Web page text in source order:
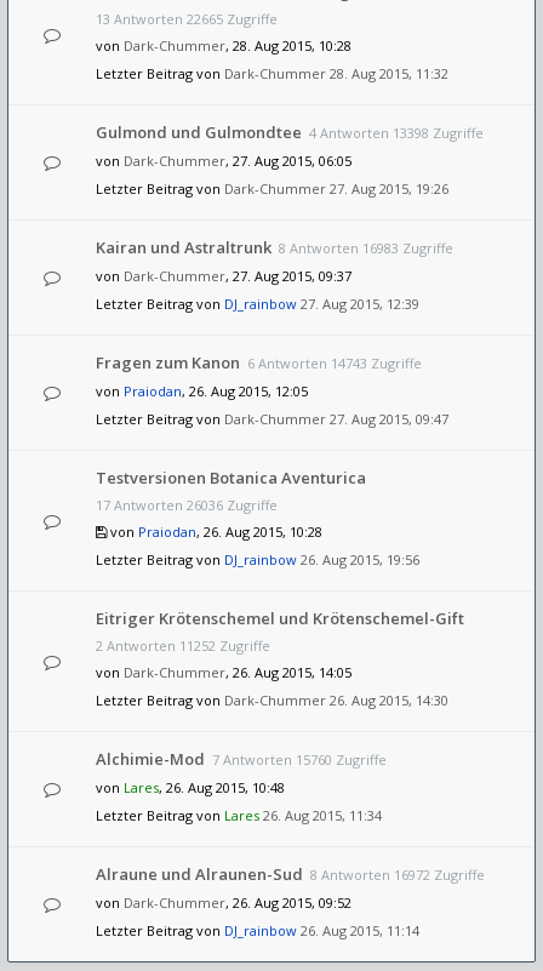
13 Antworten 22665 Zugriffe
von Dark-Chummer, 28. Aug 2015, 10:28
Letzter Beitrag von Dark-Chummer 28. Aug 2015, 11:32
Gulmond und Gulmondtee 4 Antworten 13398 Zugriffe
von Dark-Chummer, 27. Aug 2015, 06:05
Letzter Beitrag von Dark-Chummer 27. Aug 2015, 19:26
Kairan und Astraltrunk 8 Antworten 16983 Zugriffe
von Dark-Chummer, 27. Aug 2015, 09:37
Letzter Beitrag von DJ_rainbow 27. Aug 2015, 12:39
Fragen zum Kanon 6 Antworten 14743 Zugriffe
von Praiodan, 26. Aug 2015, 12:05
Letzter Beitrag von Dark-Chummer 27. Aug 2015, 09:47
Testversionen Botanica Aventurica
17 Antworten 26036 Zugriffe
von Praiodan, 26. Aug 2015, 10:28
Letzter Beitrag von DJ_rainbow 26. Aug 2015, 19:56
Eitriger Krötenschemel und Krötenschemel-Gift
2 Antworten 11252 Zugriffe
von Dark-Chummer, 26. Aug 2015, 14:05
Letzter Beitrag von Dark-Chummer 26. Aug 2015, 14:30
Alchimie-Mod 7 Antworten 15760 Zugriffe
von Lares, 26. Aug 2015, 10:48
Letzter Beitrag von Lares 26. Aug 2015, 11:34
Alraune und Alraunen-Sud 8 Antworten 16972 Zugriffe
von Dark-Chummer, 26. Aug 2015, 09:52
Letzter Beitrag von DJ_rainbow 26. Aug 2015, 11:14